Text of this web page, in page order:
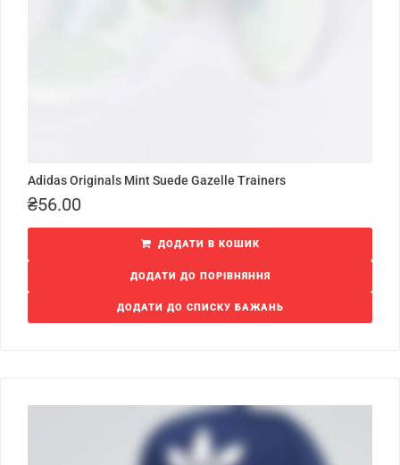
Adidas Originals Mint Suede Gazelle Trainers
₴56.00
ДОДАТИ В КОШИК
ДОДАТИ ДО ПОРІВНЯННЯ
ДОДАТИ ДО СПИСКУ БАЖАНЬ